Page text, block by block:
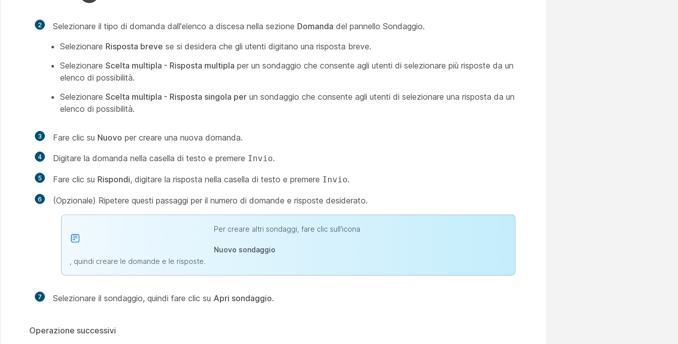
2 Selezionare il tipo di domanda dall'elenco a discesa nella sezione Domanda del pannello Sondaggio.
Selezionare Risposta breve se si desidera che gli utenti digitano una risposta breve.
Selezionare Scelta multipla - Risposta multipla per un sondaggio che consente agli utenti di selezionare più risposte da un
elenco di possibilità.
Selezionare Scelta multipla - Risposta singola per un sondaggio che consente agli utenti di selezionare una risposta da un
elenco di possibilità.
3 Fare clic su Nuovo per creare una nuova domanda.
4 Digitare la domanda nella casella di testo e premere Invio.
5 Fare clic su Rispondi, digitare la risposta nella casella di testo e premere Invio.
6 (Opzionale) Ripetere questi passaggi per il numero di domande e risposte desiderato.
Per creare altri sondaggi, fare clic sull'icona
Nuovo sondaggio
, quindi creare le domande e le risposte.
7 Selezionare il sondaggio, quindi fare clic su Apri sondaggio.
Operazione successivi